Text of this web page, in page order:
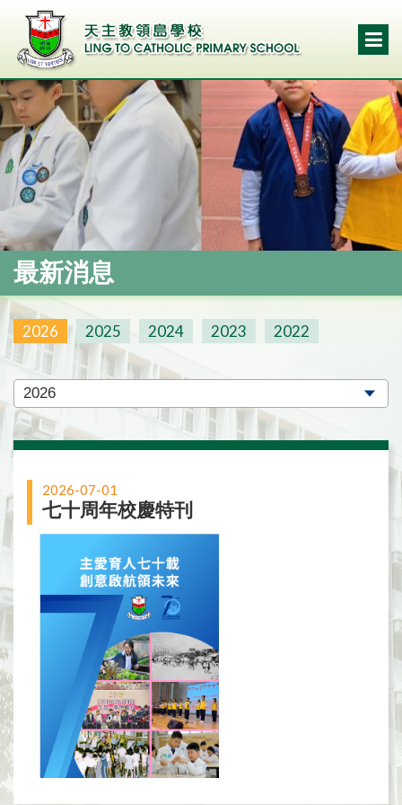
最新消息
2026 2025 2024 2023 2022
2026-07-01
七十周年校慶特刊